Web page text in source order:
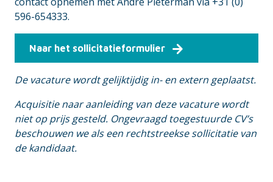
596-654333.
Naar het sollicitatieformulier
De vacature wordt gelijktijdig in- en extern geplaatst.
Acquisitie naar aanleiding van deze vacature wordt
niet op prijs gesteld. Ongevraagd toegestuurde CV’s
beschouwen we als een rechtstreekse sollicitatie van
de kandidaat.